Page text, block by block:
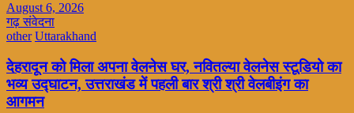
August 6, 2026
गढ़ संवेदना
other Uttarakhand
देहरादून को मिला अपना वेलनेस घर, नवितल्या वेलनेस स्टूडियो का
भव्य उद्घाटन, उत्तराखंड में पहली बार श्री श्री वेलबीइंग का
आगमन